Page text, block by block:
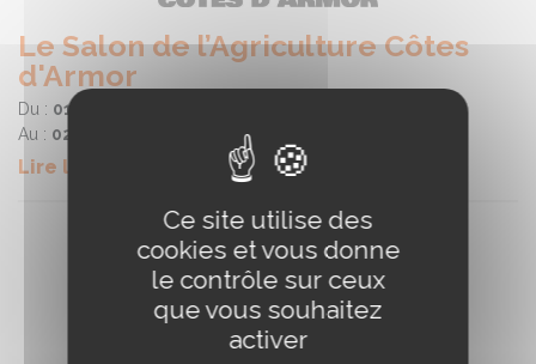
Le Salon de l’Agriculture Côtes
d'Armor
Du : 01/06/2024
Au : 02/06/2024
Lire la suite
Ce site utilise des
cookies et vous donne
le contrôle sur ceux
que vous souhaitez
activer